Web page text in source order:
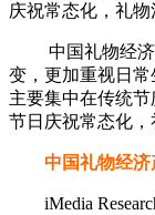
庆祝常态化，礼物
中国礼物经济
变，更加重视日
主要集中在传统
节日庆祝常态化，
中国礼物经济
iMedia